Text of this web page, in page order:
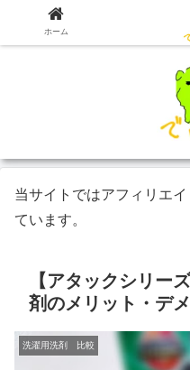
当サイトではアフィリエ
ています。
【アタックシリー
剤のメリット・デ
洗濯用洗剤 比較
ホーム